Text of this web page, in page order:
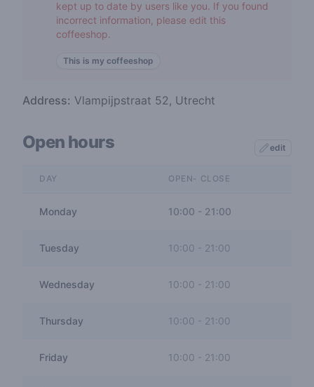
kept up to date by users like you. If you found
incorrect information, please edit this
coffeeshop.
This is my coffeeshop
Address: Vlampijpstraat 52, Utrecht
Open hours edit
DAY OPEN- CLOSE
Monday 10:00 - 21:00
Tuesday 10:00 21:00
Wednesday 10:00 - 21:00
Thursday 10:00 21:00
Friday 10:00 - 21:00